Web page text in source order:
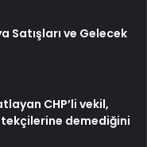
Satışları ve Gelecek
CHP’li vekil,
demediğini